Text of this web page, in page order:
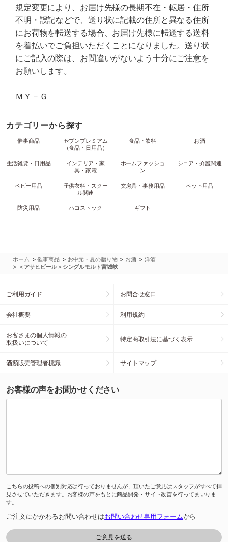
規定変更により、お届け先様の長期不在・転居・住所
不明・誤記などで、送り状に記載の住所と異なる住所
にお荷物を転送する場合、お届け先様に転送する送料
を着払いでご負担いただくことになりました。送り状
にご記入の際は、お間違いがないよう十分にご注意を
お願いします。
ＭＹ－Ｇ
カテゴリーから探す
催事商品
セブンプレミアム
（食品・日用品）
食品・飲料 お酒
生活雑貨・日用品
インテリア・家
具・家電
ホームファッショ
ン
シニア・介護関連
ベビー用品
子供衣料・スクー
ル関連
文房具・事務用品 ペット用品
防災用品 ハコストック ギフト
ホーム >催事商品 > お中元・夏の贈り物 > お酒 > 洋酒
> ＜アサヒビール＞シングルモルト宮城峡
ご利用ガイド お問合せ窓口
会社概要 利用規約
お客さまの個人情報の
取扱いについて
特定商取引法に基づく表示
酒類販売管理者標識 サイトマップ
お客様の声をお聞かせください
こちらの投稿への個別対応は行っておりませんが、頂いたご意見はスタッフがすべて拝
見させていただきます。お客様の声をもとに商品開発・サイト改善を行ってまいりま
す。
ご注文にかかわるお問い合わせはお問い合わせ専用フォームから